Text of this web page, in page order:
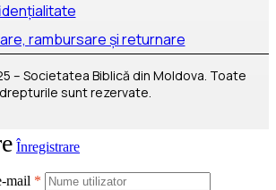
rambursare și returnare
– Societatea Biblică din Moldova. Toate
drepturile sunt rezervate.
Înregistrare
mail *